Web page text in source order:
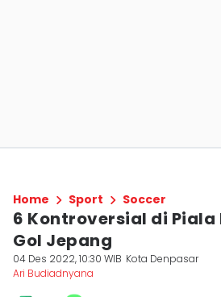
Home Sport Soccer
6 Kontroversial di Piala
Gol Jepang
04 Des 2022, 10:30 WIB Kota Denpasar
Ari Budiadnyana